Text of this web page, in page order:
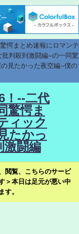
愕まとめ速報にロマンテ
判殺到激闘編--の一同驚
見たかった夜空編--僕の
！--二代
驚愕ま
ィック
たかっ
激闘編
閲覧、こちらのサービ
＞本日は足元が悪い中
す。